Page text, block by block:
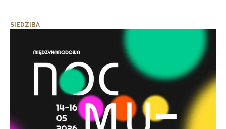
SIEDZIBA